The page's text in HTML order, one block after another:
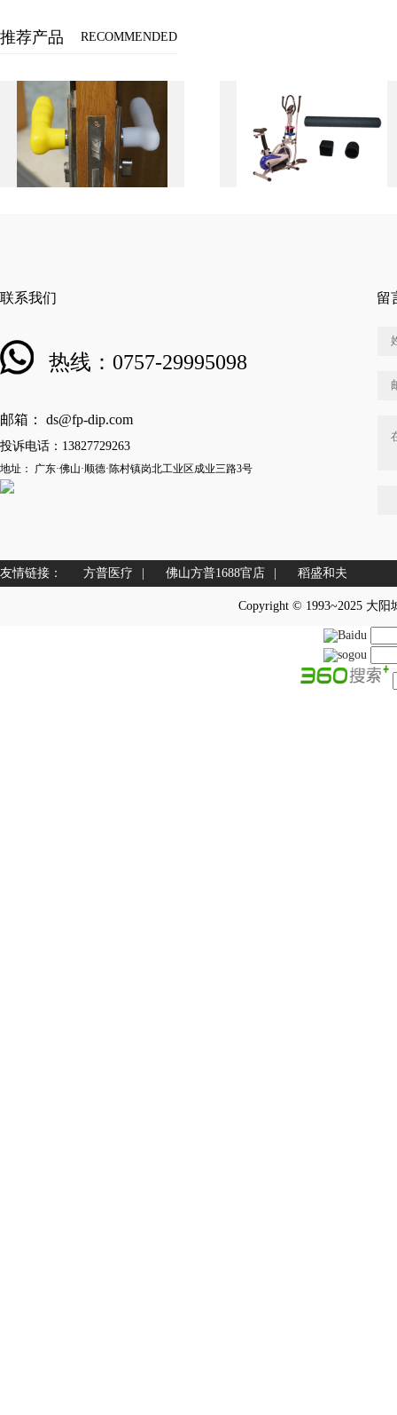
推荐产品 RECOMMENDED
联系我们
热线：0757-29995098
邮箱： ds@fp-dip.com
投诉电话：13827729263
地址： 广东·佛山·顺德·陈村镇岗北工业区成业三路3号
留
友情链接： 方普医疗 | 佛山方普1688官店 | 稻盛和夫
Copyright © 1993~2025 大阳